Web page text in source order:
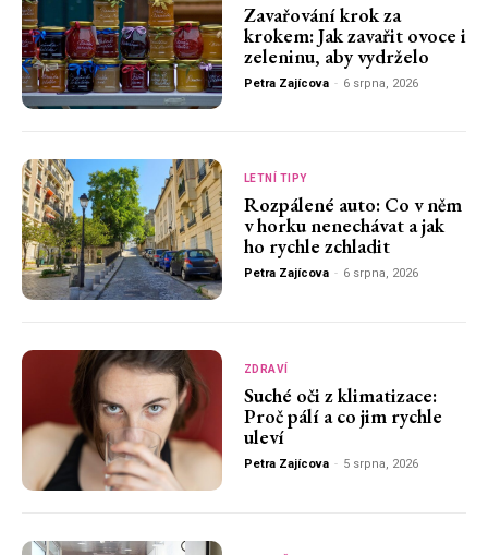
Zavařování krok za
krokem: Jak zavařit ovoce i
zeleninu, aby vydrželo
Petra Zajícova - 6 srpna, 2026
LETNÍ TIPY
Rozpálené auto: Co v něm
v horku nenechávat a jak
ho rychle zchladit
Petra Zajícova - 6 srpna, 2026
ZDRAVÍ
Suché oči z klimatizace:
Proč pálí a co jim rychle
uleví
Petra Zajícova - 5 srpna, 2026